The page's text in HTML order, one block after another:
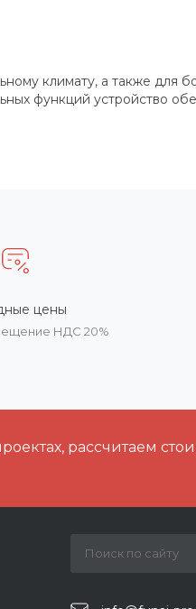
климату, а также для
функций устройство
цены
НДС 20%
рассчитаем